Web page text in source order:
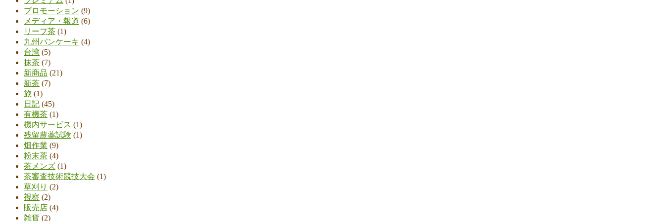
プロモーション (9)
メディア・報道 (6)
リーフ茶 (1)
九州パンケーキ (4)
台湾 (5)
抹茶 (7)
新商品 (21)
新茶 (7)
旅 (1)
日記 (45)
有機茶 (1)
機内サービス (1)
残留農薬試験 (1)
畑作業 (9)
粉末茶 (4)
茶メンズ (1)
茶審査技術競技大会 (1)
草刈り (2)
視察 (2)
販売店 (4)
雑貨 (2)